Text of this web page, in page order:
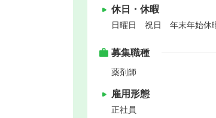
休日・休暇
日曜日 祝日 年末年始
募集職種
薬剤師
雇用形態
正社員